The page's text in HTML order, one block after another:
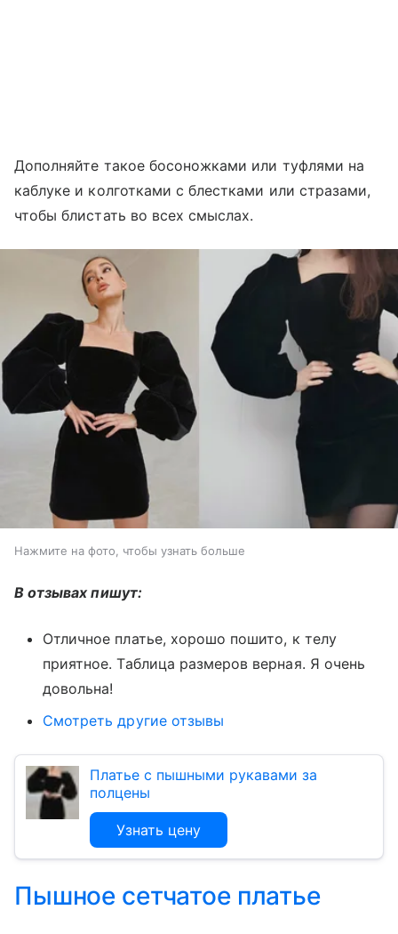
Дополняйте такое босоножками или туфлями на
каблуке и колготками с блестками или стразами,
чтобы блистать во всех смыслах.
Нажмите на фото, чтобы узнать больше
В отзывах пишут:
Отличное платье, хорошо пошито, к телу
приятное. Таблица размеров верная. Я очень
довольна!
Смотреть другие отзывы
Платье с пышными рукавами за
полцены
Узнать цену
Пышное сетчатое платье